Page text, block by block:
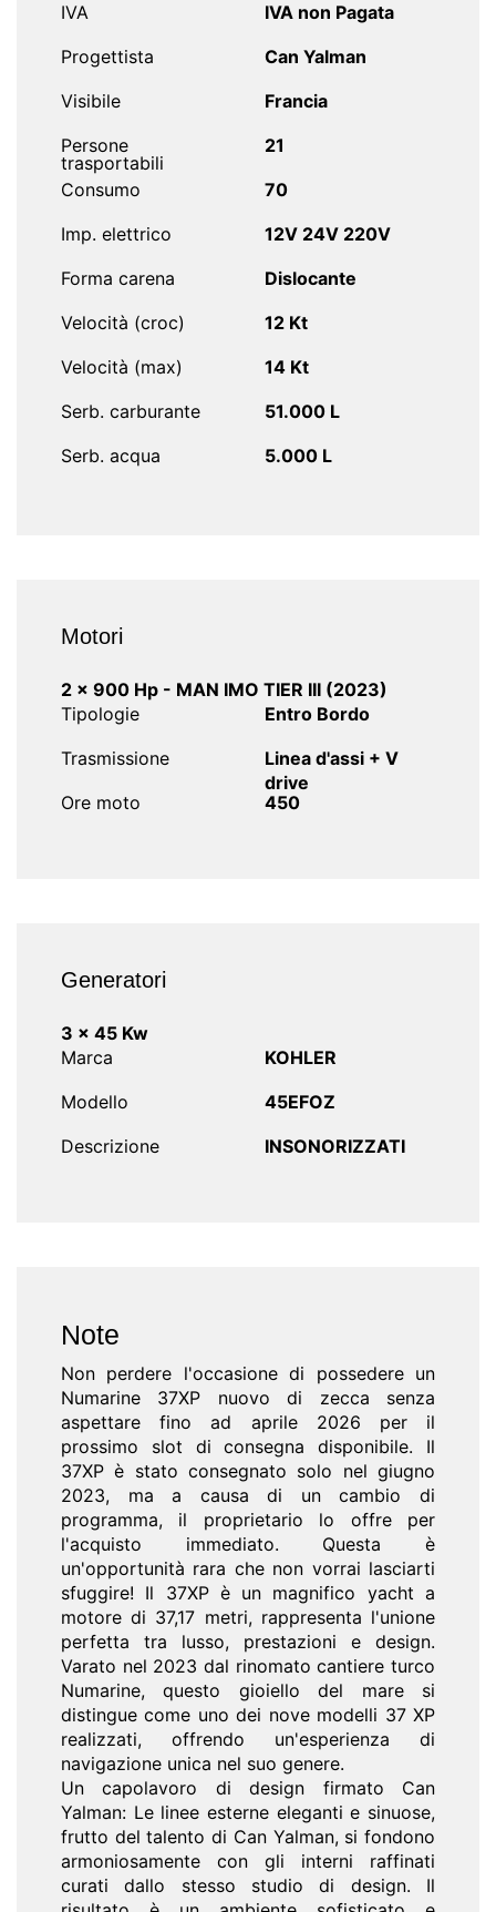
IVA
IVA non Pagata
Progettista
Can Yalman
Visibile
Francia
Persone
trasportabili
21
Consumo
70
Imp. elettrico
12V 24V 220V
Forma carena
Dislocante
Velocità (croc)
12 Kt
Velocità (max)
14 Kt
Serb. carburante
51.000 L
Serb. acqua
5.000 L
Motori
2 x 900 Hp - MAN IMO TIER III (2023)
Tipologie
Entro Bordo
Trasmissione
Linea d'assi + V
drive
Ore moto
450
Generatori
3 x 45 Kw
Marca
KOHLER
Modello
45EFOZ
Descrizione
INSONORIZZATI
Note
Non perdere l'occasione di possedere un
Numarine 37XP nuovo di zecca senza
aspettare fino ad aprile 2026 per il
prossimo slot di consegna disponibile. Il
37XP è stato consegnato solo nel giugno
2023, ma a causa di un cambio di
programma, il proprietario lo offre per
l'acquisto immediato. Questa è
un'opportunità rara che non vorrai lasciarti
sfuggire! Il 37XP è un magnifico yacht a
motore di 37,17 metri, rappresenta l'unione
perfetta tra lusso, prestazioni e design.
Varato nel 2023 dal rinomato cantiere turco
Numarine, questo gioiello del mare si
distingue come uno dei nove modelli 37 XP
realizzati, offrendo un'esperienza di
navigazione unica nel suo genere.
Un capolavoro di design firmato Can
Yalman: Le linee esterne eleganti e sinuose,
frutto del talento di Can Yalman, si fondono
armoniosamente con gli interni raffinati
curati dallo stesso studio di design. Il